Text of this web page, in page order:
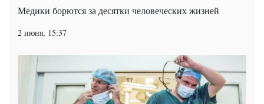
Медики борются за десятки человеческих жизней
2 июня, 15:37